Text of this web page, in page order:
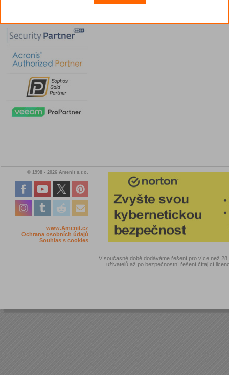
© 1998 - 2026 Amenit s.r.o.
www.Amenit.cz
Ochrana osobních údajů
Souhlas s cookies
V současné době dodáváme řešení pro více než
uživatelů až po bezpečnostní řešení čítající